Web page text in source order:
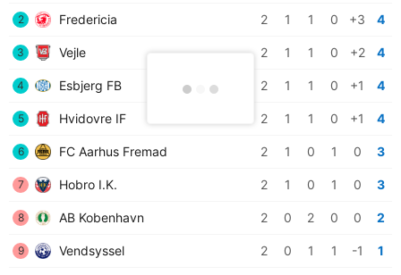
2 Fredericia 2 1 1 0 +3 4
3 Vejle 2 1 1 0 +2 4
4 Esbjerg FB 2 1 1 0 +1 4
5 Hvidovre IF 2 1 1 0 +1 4
6 FC Aarhus Fremad 2 1 0 1 0 3
7 Hobro I.K. 2 1 0 1 0 3
8 AB Kobenhavn 2 0 2 0 0 2
9 Vendsyssel 2 0 1 1 -1 1